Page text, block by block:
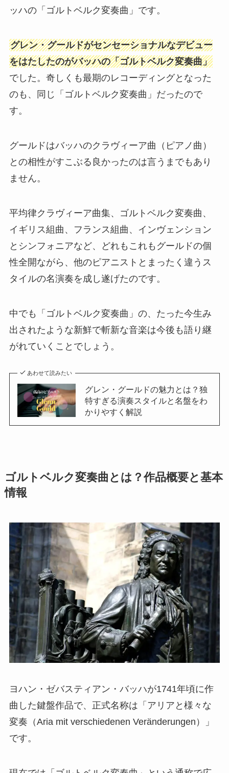
ッハの「ゴルトベルク変奏曲」です。
グレン・グールドがセンセーショナルなデビュー
をはたしたのがバッハの「ゴルトベルク変奏曲」
でした。奇しくも最期のレコーディングとなった
のも、同じ「ゴルトベルク変奏曲」だったので
す。
グールドはバッハのクラヴィーア曲（ピアノ曲）
との相性がすこぶる良かったのは言うまでもあり
ません。
平均律クラヴィーア曲集、ゴルトベルク変奏曲、
イギリス組曲、フランス組曲、インヴェンション
とシンフォニアなど、どれもこれもグールドの個
性全開ながら、他のピアニストとまったく違うス
タイルの名演奏を成し遂げたのです。
中でも「ゴルトベルク変奏曲」の、たった今生み
出されたような新鮮で斬新な音楽は今後も語り継
がれていくことでしょう。
あわせて読みたい
グレン・グールドの魅力とは？独
特すぎる演奏スタイルと名盤をわ
かりやすく解説
ゴルトベルク変奏曲とは？作品概要と基本
情報
ヨハン・ゼバスティアン・バッハが1741年頃に作
曲した鍵盤作品で、正式名称は「アリアと様々な
変奏（Aria mit verschiedenen Veränderungen）」
です。